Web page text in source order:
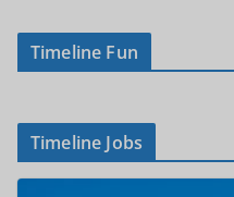
Timeline Fun
Timeline Jobs